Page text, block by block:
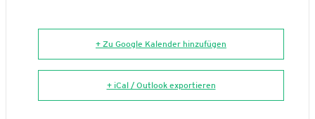
+ Zu Google Kalender hinzufügen
+ iCal / Outlook exportieren